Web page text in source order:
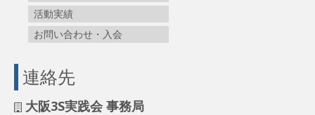
活動実績
お問い合わせ・入会
連絡先
大阪3S実践会 事務局